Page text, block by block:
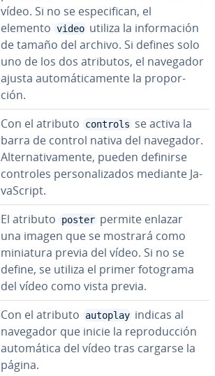
vídeo. Si no se es­pe­ci­fi­can, el
elemento video utiliza la in­fo­r­ma­ción
de tamaño del archivo. Si defines solo
uno de los dos atributos, el navegador
ajusta au­to­má­ti­ca­me­n­te la pro­po­r­
ción.
Con el atributo controls se activa la
barra de control nativa del navegador.
Al­te­r­na­ti­va­me­n­te, pueden definirse
controles pe­r­so­na­li­za­dos mediante Ja­
va­S­cri­pt.
El atributo poster permite enlazar
una imagen que se mostrará como
miniatura previa del vídeo. Si no se
define, se utiliza el primer fotograma
del vídeo como vista previa.
Con el atributo autoplay indicas al
navegador que inicie la re­pro­du­c­ción
au­to­má­ti­ca del vídeo tras cargarse la
página.